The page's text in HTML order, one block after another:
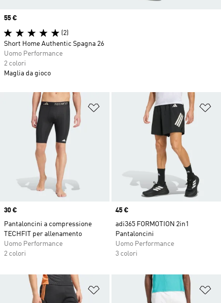
Aggiungi alla lista dei desideri
Price
30 €
Pantaloncini a compressione
TECHFIT per allenamento
Uomo Performance
2 colori
Price
45 €
adi365 FORMOTION 2in1
Pantaloncini
Uomo Performance
3 colori
Aggiungi alla lista dei desideri
Price
55 €
(2)
Short Home Authentic Spagna 26
Uomo Performance
2 colori
Maglia da gioco